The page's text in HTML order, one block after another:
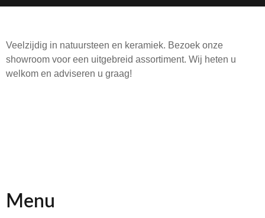
Veelzijdig in natuursteen en keramiek. Bezoek onze
showroom voor een uitgebreid assortiment. Wij heten u
welkom en adviseren u graag!
Menu